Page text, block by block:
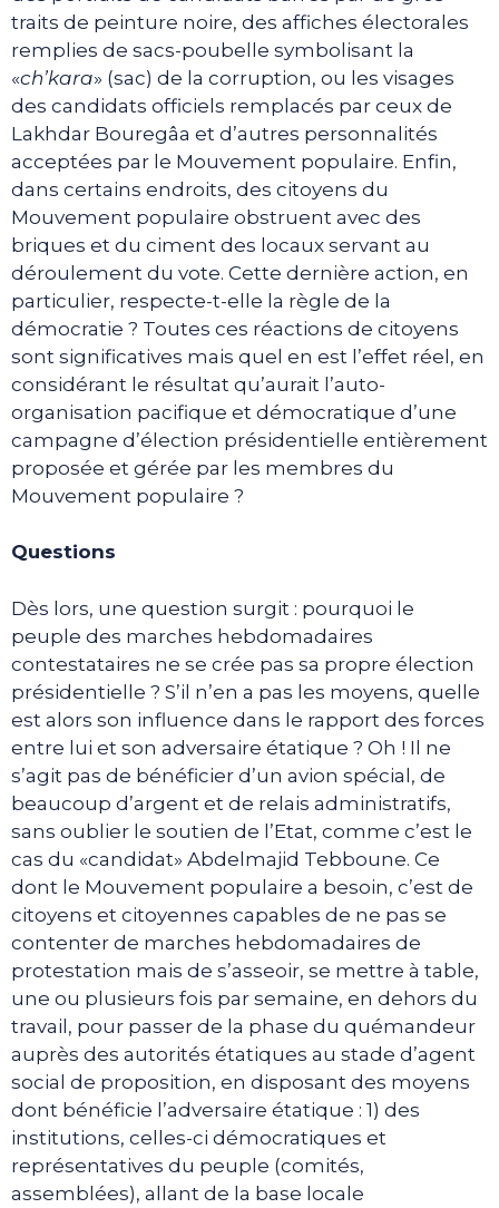
traits de peinture noire, des affiches électorales
remplies de sacs-poubelle symbolisant la
«ch’kara» (sac) de la corruption, ou les visages
des candidats officiels remplacés par ceux de
Lakhdar Bouregâa et d’autres personnalités
acceptées par le Mouvement populaire. Enfin,
dans certains endroits, des citoyens du
Mouvement populaire obstruent avec des
briques et du ciment des locaux servant au
déroulement du vote. Cette dernière action, en
particulier, respecte-t-elle la règle de la
démocratie ? Toutes ces réactions de citoyens
sont significatives mais quel en est l’effet réel, en
considérant le résultat qu’aurait l’auto-
organisation pacifique et démocratique d’une
campagne d’élection présidentielle entièrement
proposée et gérée par les membres du
Mouvement populaire ?
Questions
Dès lors, une question surgit : pourquoi le
peuple des marches hebdomadaires
contestataires ne se crée pas sa propre élection
présidentielle ? S’il n’en a pas les moyens, quelle
est alors son influence dans le rapport des forces
entre lui et son adversaire étatique ? Oh ! Il ne
s’agit pas de bénéficier d’un avion spécial, de
beaucoup d’argent et de relais administratifs,
sans oublier le soutien de l’Etat, comme c’est le
cas du «candidat» Abdelmajid Tebboune. Ce
dont le Mouvement populaire a besoin, c’est de
citoyens et citoyennes capables de ne pas se
contenter de marches hebdomadaires de
protestation mais de s’asseoir, se mettre à table,
une ou plusieurs fois par semaine, en dehors du
travail, pour passer de la phase du quémandeur
auprès des autorités étatiques au stade d’agent
social de proposition, en disposant des moyens
dont bénéficie l’adversaire étatique : 1) des
institutions, celles-ci démocratiques et
représentatives du peuple (comités,
assemblées), allant de la base locale